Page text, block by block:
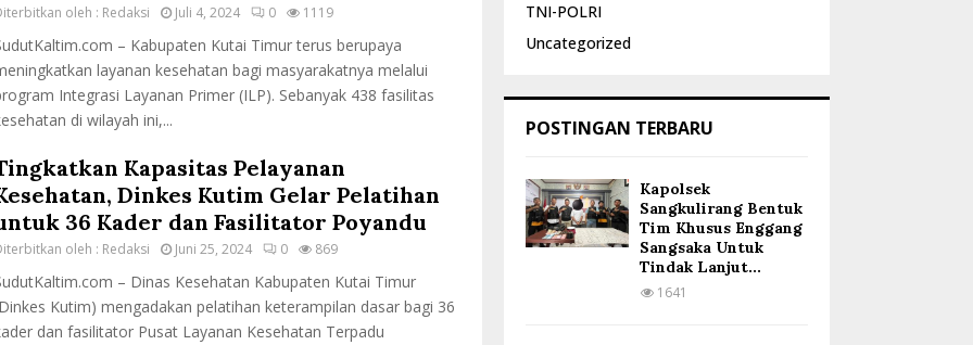
oleh : Redaksi Juli 4, 2024 0 1119
– Kabupaten Kutai Timur terus berupaya
layanan kesehatan bagi masyarakatnya melalui
Integrasi Layanan Primer (ILP). Sebanyak 438 fasilitas
di wilayah ini,...
Kapasitas Pelayanan
Dinkes Kutim Gelar Pelatihan
36 Kader dan Fasilitator Poyandu
oleh : Redaksi Juni 25, 2024 0 869
– Dinas Kesehatan Kabupaten Kutai Timur
Kutim) mengadakan pelatihan keterampilan dasar bagi 36
dan fasilitator Pusat Layanan Kesehatan Terpadu
TNI-POLRI
Uncategorized
POSTINGAN TERBARU
Kapolsek
Sangkulirang Bentuk
Tim Khusus Enggang
Sangsaka Untuk
Tindak Lanjut...
1641